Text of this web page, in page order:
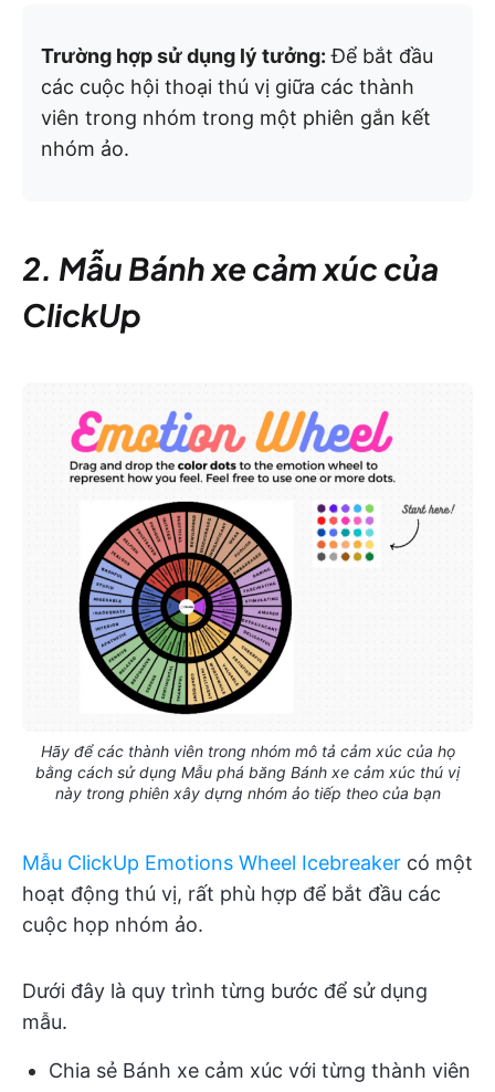
Trường hợp sử dụng lý tưởng: Để bắt đầu
các cuộc hội thoại thú vị giữa các thành
viên trong nhóm trong một phiên gắn kết
nhóm ảo.
2. Mẫu Bánh xe cảm xúc của
ClickUp
Hãy để các thành viên trong nhóm mô tả cảm xúc của họ
bằng cách sử dụng Mẫu phá băng Bánh xe cảm xúc thú vị
này trong phiên xây dựng nhóm ảo tiếp theo của bạn
Mẫu ClickUp Emotions Wheel Icebreaker có một
hoạt động thú vị, rất phù hợp để bắt đầu các
cuộc họp nhóm ảo.
Dưới đây là quy trình từng bước để sử dụng
mẫu.
Chia sẻ Bánh xe cảm xúc với từng thành viên